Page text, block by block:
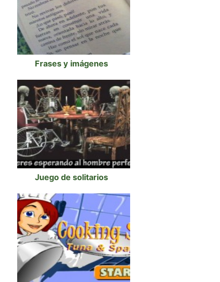
Frases y imágenes
Juego de solitarios